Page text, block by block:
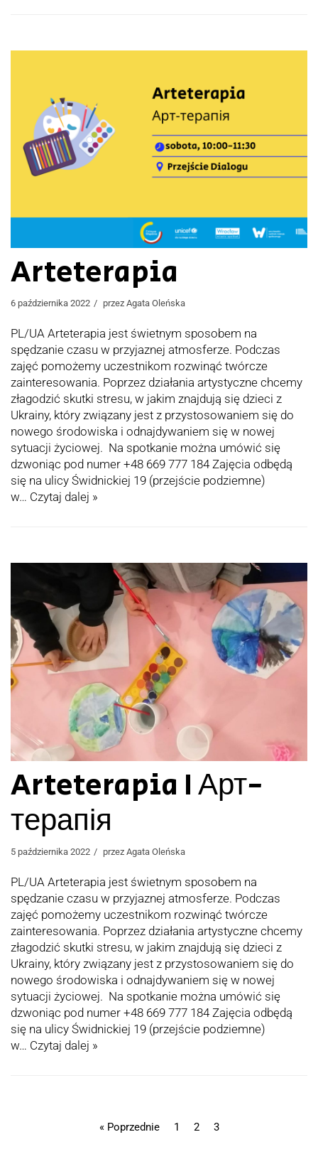
Arteterapia
6 października 2022 przez Agata Oleńska
PL/UA Arteterapia jest świetnym sposobem na
spędzanie czasu w przyjaznej atmosferze. Podczas
zajęć pomożemy uczestnikom rozwinąć twórcze
zainteresowania. Poprzez działania artystyczne chcemy
złagodzić skutki stresu, w jakim znajdują się dzieci z
Ukrainy, który związany jest z przystosowaniem się do
nowego środowiska i odnajdywaniem się w nowej
sytuacji życiowej. Na spotkanie można umówić się
dzwoniąc pod numer +48 669 777 184 Zajęcia odbędą
się na ulicy Świdnickiej 19 (przejście podziemne)
w… Czytaj dalej »
Arteterapia I Арт-
терапія
5 października 2022 przez Agata Oleńska
PL/UA Arteterapia jest świetnym sposobem na
spędzanie czasu w przyjaznej atmosferze. Podczas
zajęć pomożemy uczestnikom rozwinąć twórcze
zainteresowania. Poprzez działania artystyczne chcemy
złagodzić skutki stresu, w jakim znajdują się dzieci z
Ukrainy, który związany jest z przystosowaniem się do
nowego środowiska i odnajdywaniem się w nowej
sytuacji życiowej. Na spotkanie można umówić się
dzwoniąc pod numer +48 669 777 184 Zajęcia odbędą
się na ulicy Świdnickiej 19 (przejście podziemne)
w… Czytaj dalej »
« Poprzednie 1 2 3